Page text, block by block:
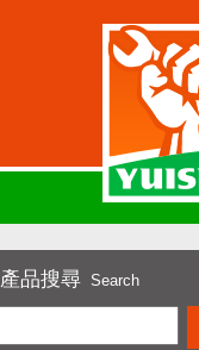
產品搜尋 Search